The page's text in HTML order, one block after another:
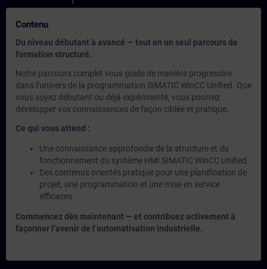
Contenu
Du niveau débutant à avancé — tout en un seul parcours de
formation structuré.
Notre parcours complet vous guide de manière progressive
dans l’univers de la programmation SIMATIC WinCC Unified. Que
vous soyez débutant ou déjà expérimenté, vous pourrez
développer vos connaissances de façon ciblée et pratique.
Ce qui vous attend :
Une connaissance approfondie de la structure et du
fonctionnement du système HMI SIMATIC WinCC Unified
Des contenus orientés pratique pour une planification de
projet, une programmation et une mise en service
efficaces
Commencez dès maintenant — et contribuez activement à
façonner l’avenir de l’automatisation industrielle.